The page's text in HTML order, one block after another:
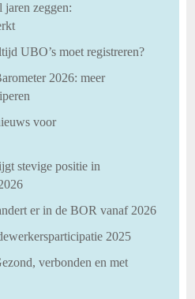
zeggen:
UBO’s moet registreren?
2026: meer
voor
stevige positie in
er in de BOR vanaf 2026
2025
verbonden en met